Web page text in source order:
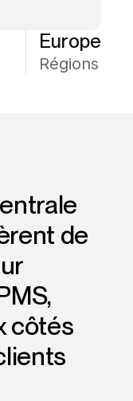
Europe
Régions
de
côtés